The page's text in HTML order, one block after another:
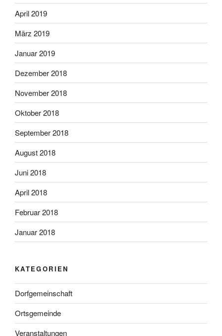
April 2019
März 2019
Januar 2019
Dezember 2018
November 2018
Oktober 2018
September 2018
August 2018
Juni 2018
April 2018
Februar 2018
Januar 2018
KATEGORIEN
Dorfgemeinschaft
Ortsgemeinde
Veranstaltungen